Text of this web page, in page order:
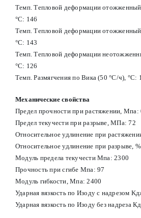
Темп. Тепловой деформации
°C: 146
Темп. Тепловой деформации отожженный
°С: 143
Темп. Тепловой деформации
°С: 126
Темп. Размягчения по Вика (50 °С/ч), °С:
Механические свойства
Предел прочности при растяжении, Мпа:
Предел текучести при разрыве, МПа: 72
Относительное удлинение при
Относительное удлинение при разрыве,
Модуль предела текучести Мпа: 2300
Прочность при сгибе Мпа: 97
Модуль гибкости, Мпа: 2400
Ударная вязкость по Изоду с надрезом
Ударная вязкость по Изоду без надреза